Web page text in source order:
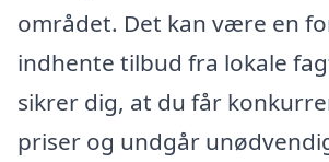
området. Det kan være en
indhente tilbud fra lokale
sikrer dig, at du får
priser og undgår